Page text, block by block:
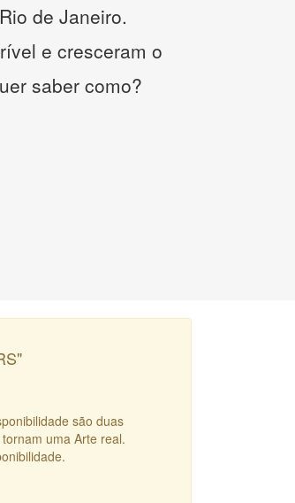
de Janeiro.
e cresceram o
saber como?
são duas
uma Arte real.